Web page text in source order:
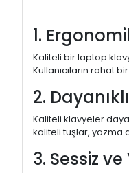
1.
Kaliteli bir laptop
Kullanıcıların rahat
2.
Kaliteli klavyeler
kaliteli tuşlar, yazma
3. Sessiz